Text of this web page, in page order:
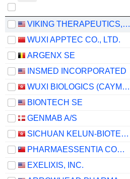
VIKING THERAPEUTICS, INC.
WUXI APPTEC CO., LTD.
ARGENX SE
INSMED INCORPORATED
WUXI BIOLOGICS (CAYMAN) INC.
BIONTECH SE
GENMAB A/S
SICHUAN KELUN-BIOTECH BIOPHARMACEUTICAL CO., LTD.
PHARMAESSENTIA CORPORATION
EXELIXIS, INC.